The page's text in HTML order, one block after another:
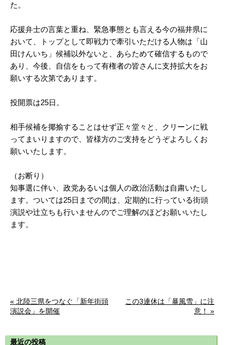
た。
応援弁士の言葉と重ね、緊急事態とも言える今の福井県に
おいて、トップとして即戦力で牽引いただける人物は「山
田けんいち」候補以外ないと、あらためて確信するもので
あり、今後、自信をもって有権者の皆さんに支持拡大をお
願いする次第であります。
投開票は25日。
相手候補を揶揄することはせず正々堂々と、クリーンに戦
ってまいりますので、皆様方のご支持をどうぞよろしくお
願いいたします。
（お断り）
知事選に伴い、政党あるいは個人の政治活動は自粛いたし
ます。ついては25日までの間は、定期的に行っている街頭
演説や辻立ちも行いませんのでご理解のほどお願いいたし
ます。
« 北陸三県をつなぐ「新年街頭
演説会」を開催
この3連休は「暴風雪」に注
意！ »
最近の投稿